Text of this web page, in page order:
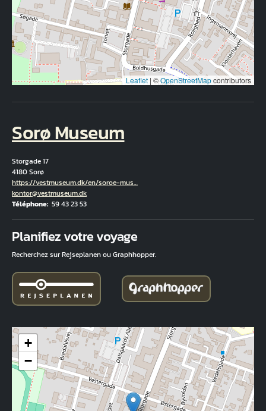
Leaflet | ©OpenStreetMapcontributors
Sorø Museum
Storgade 17
4180 Sorø
Hjemmeside
https://vestmuseum.dk/en/soroe-mus…
Courriel
kontor@vestmuseum.dk
Téléphone 59 43 23 53
Planifiez votre voyage
Recherchez sur Rejseplanen ou Graphhopper.
+
−